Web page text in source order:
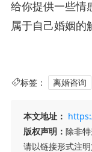
给你提供一些情
属于自己婚姻的
标签： 离婚咨询
本文地址：
版权声明： 除非
请以链接形式注明